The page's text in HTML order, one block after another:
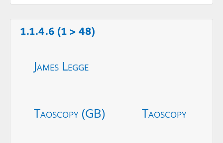
1.1.4.6 (1 > 48)
James Legge
Taoscopy (GB) Taoscopy